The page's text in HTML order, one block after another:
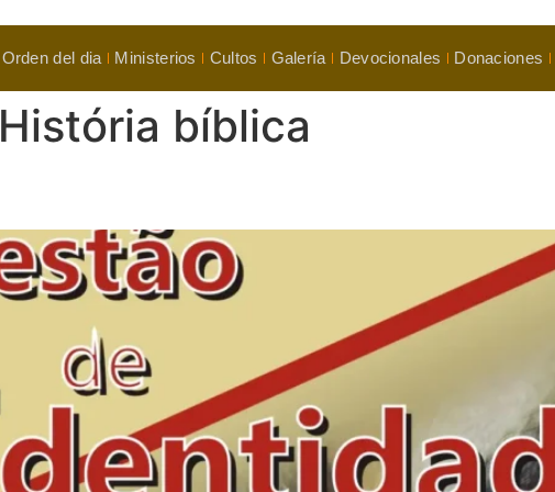
Orden del dia Ministerios Cultos Galería Devocionales Donaciones
História bíblica